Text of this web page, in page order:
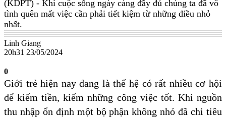
(KDPT) - Khi cuộc sống ngày càng đầy đủ chúng ta đã vô
tình quên mất việc cần phải tiết kiệm từ những điều nhỏ
nhất.
Linh Giang
20h31 23/05/2024
0
Giới trẻ hiện nay đang là thế hệ có rất nhiều cơ hội
để kiếm tiền, kiếm những công việc tốt. Khi nguồn
thu nhập ổn định một bộ phận không nhỏ đã chi tiêu